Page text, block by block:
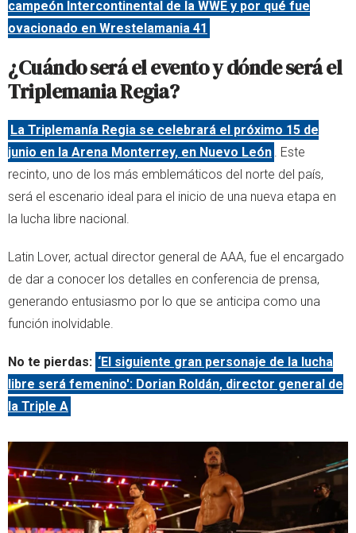
campeón Intercontinental de la WWE y por qué fue
ovacionado en Wrestelamania 41
¿Cuándo será el evento y dónde será el
Triplemania Regia?
La Triplemanía Regia se celebrará el próximo 15 de
junio en la Arena Monterrey, en Nuevo León
. Este
recinto, uno de los más emblemáticos del norte del país,
será el escenario ideal para el inicio de una nueva etapa en
la lucha libre nacional.
Latin Lover, actual director general de AAA, fue el encargado
de dar a conocer los detalles en conferencia de prensa,
generando entusiasmo por lo que se anticipa como una
función inolvidable.
No te pierdas: ‘El siguiente gran personaje de la lucha
libre será femenino': Dorian Roldán, director general de
la Triple A